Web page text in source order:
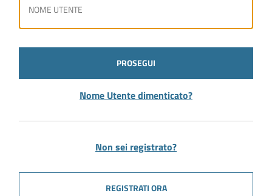
PROSEGUI
Nome Utente dimenticato?
Non sei registrato?
REGISTRATI ORA